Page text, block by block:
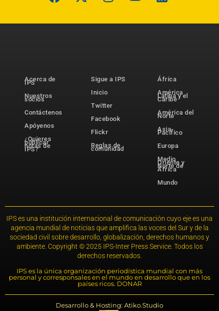
Acerca de
IPS
Nuestros
socios
Contáctenos
Apóyenos
¿Quieres
publicar
notas de
IPS?
Sigue a IPS
Inicio
Twitter
Facebook
Flickr
Reglas de
comunidad
África
América
Latina y el
Caribe
América del
Norte
Asia-
Pacífico
Europa
Medio
Oriente y
Norte de
África
Mundo
IPS es una institución internacional de comunicación cuyo eje es una
agencia mundial de noticias que amplifica las voces del Sur y de la
sociedad civil sobre desarrollo, globalización, derechos humanos y
ambiente. Copyright © 2025 IPS-Inter Press Service. Todos los
derechos reservados.
IPS es la única organización periodística mundial con más
personal y corresponsales en el mundo en desarrollo que en los
países ricos. DONAR
Desarrollo & Hosting: Atiko.Studio